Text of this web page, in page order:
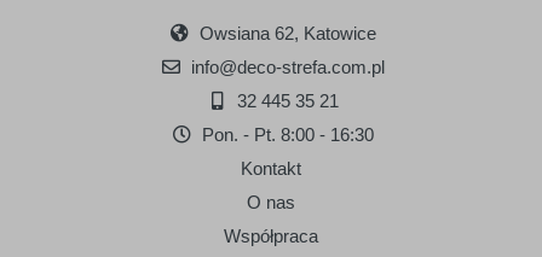
Owsiana 62, Katowice
info@deco-strefa.com.pl
32 445 35 21
Pon. - Pt. 8:00 - 16:30
Kontakt
O nas
Współpraca